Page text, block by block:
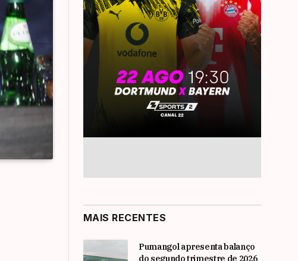
MAIS RECENTES
Pumangol apresenta balanço
do segundo trimestre de 2026